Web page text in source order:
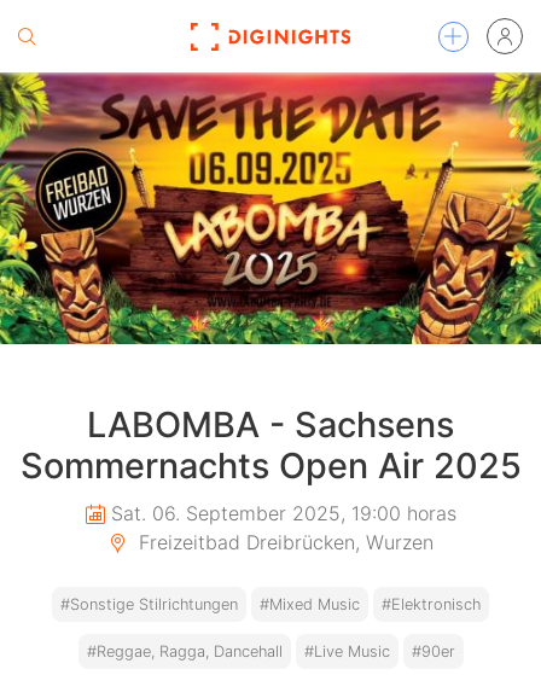
LABOMBA - Sachsens
Sommernachts Open Air 2025
Sat. 06. September 2025, 19:00 horas
Freizeitbad Dreibrücken, Wurzen
#Sonstige Stilrichtungen #Mixed Music #Elektronisch
#Reggae, Ragga, Dancehall #Live Music #90er